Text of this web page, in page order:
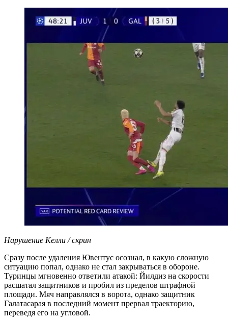
Нарушение Келли / скрин
Сразу после удаления Ювентус осознал, в какую сложную
ситуацию попал, однако не стал закрываться в обороне.
Туринцы мгновенно ответили атакой: Йилдиз на скорости
расшатал защитников и пробил из пределов штрафной
площади. Мяч направлялся в ворота, однако защитник
Галатасарая в последний момент прервал траекторию,
переведя его на угловой.